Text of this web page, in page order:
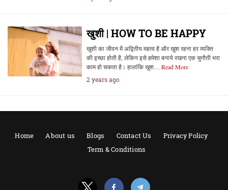
खुशी | HOW TO BE HAPPY
खुशी का जीवन में अद्वितीय महत्व है और खुश रहना हर व्यक्ति
की इच्छा होती है, लेकिन इसे हमेशा बनाये रखना एक चुनौती भरा
काम हो सकता है। हालांकि खुश… Read More
2 years ago
Home About us Blogs Contact Us
Privacy Policy
Term & Conditions